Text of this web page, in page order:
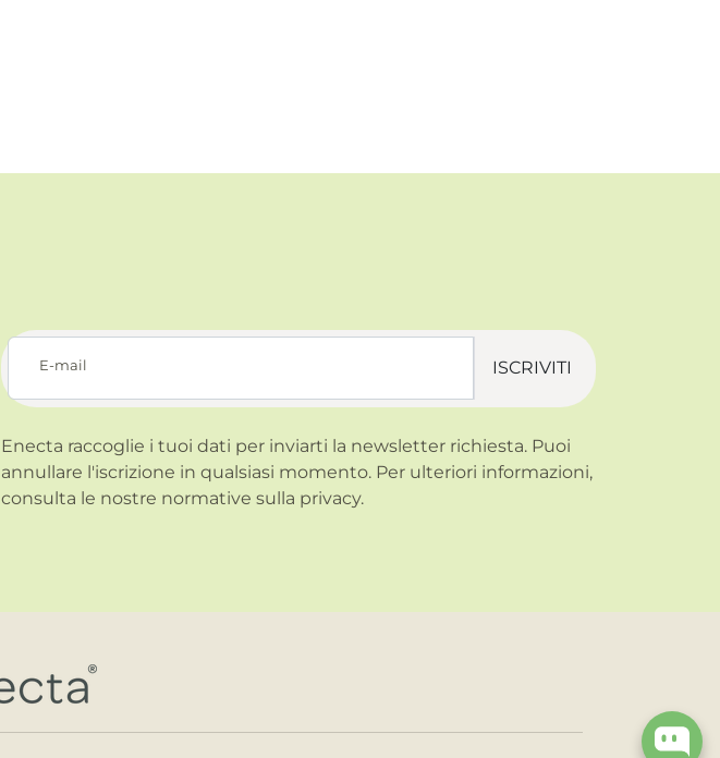
E-mail ISCRIVITI
Enecta raccoglie i tuoi dati per inviarti la newsletter richiesta. Puoi
annullare l'iscrizione in qualsiasi momento. Per ulteriori informazioni,
consulta le nostre normative sulla privacy.